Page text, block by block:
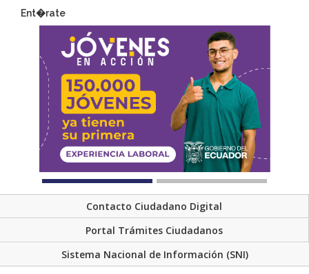
Ent�rate
Contacto Ciudadano Digital
Portal Trámites Ciudadanos
Sistema Nacional de Información (SNI)